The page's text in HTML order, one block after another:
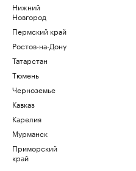
Нижний
Новгород
Пермский край
Ростов-на-Дону
Татарстан
Тюмень
Черноземье
Кавказ
Карелия
Мурманск
Приморский
край